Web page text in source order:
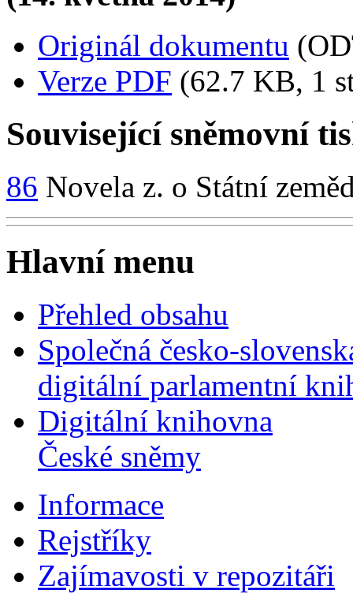
Originál dokumentu
Verze PDF (62.7 KB, 1
Související sněmovní
86 Novela z. o Státní
Hlavní menu
Přehled obsahu
Společná česko-
digitální parlamentní
Digitální knihovna
České sněmy
Informace
Rejstříky
Zajímavosti v repozitáři